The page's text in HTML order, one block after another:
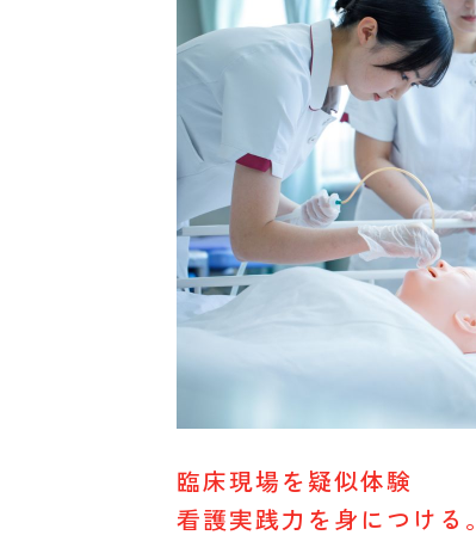
臨床現場を疑似体験
看護実践力を身につける。